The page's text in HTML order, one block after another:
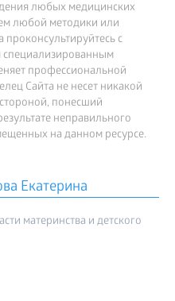
любых медицинских
любой методики или
с
специализированным
профессиональной
Сайта не несет никакой
понесший
неправильного
на данном ресурсе.
Екатерина
материнства и детского